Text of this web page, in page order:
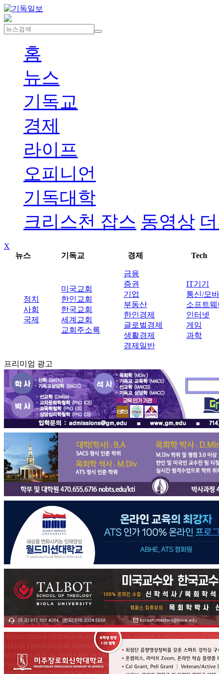
홈
뉴스
기독교
경제
라이프
오피니언
기독대학
크리스천 잡스 동영상
X
뉴스
기독교 경제 Tech
정치
사회
국제
미국교회
한인교회
한국교회
세계교회
교회주소록
금융
증권
기업
부동산
한인경제
글로벌경제
생활경제
경제일반
IT기기
통신/모
소프트웨
인터넷
게임
과학
프리미엄 광고